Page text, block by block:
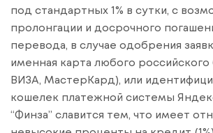
под стандартных 1% в сутки, с
пролонгации и досрочного
перевода, в случае одобрения
именная карта любого
ВИЗА, МастерКард), или
кошелек платежной системы
“Финза” славится тем, что имеет